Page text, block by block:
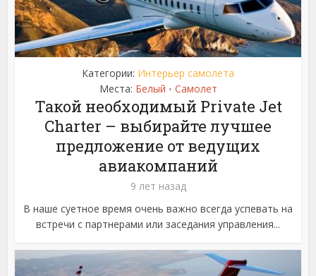
Категории: Интерьер самолета
Места: Белый • Самолет
Такой необходимый Private Jet
Charter – выбирайте лучшее
предложение от ведущих
авиакомпаний
9 лет назад
В наше суетное время очень важно всегда успевать на
встречи с партнерами или заседания управления...